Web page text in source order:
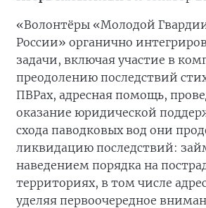
«Волонтёры «Молодой
России» органично
задачи, включая участие в
преодолению последствий
ПВРах, адресная помощь,
оказание юридической
схода паводковых вод они
ликвидацию последствий:
наведением порядка на
территориях, в том числе
уделяя первоочередное